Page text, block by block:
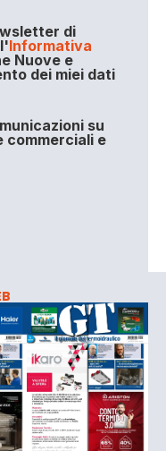
di
Informativa
Nuove e
dei miei dati
su
e